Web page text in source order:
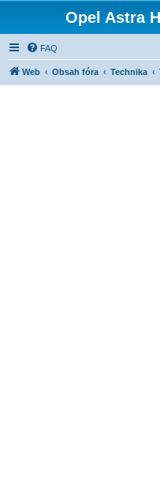
Opel Astra
FAQ
Web Obsah fóra Technika